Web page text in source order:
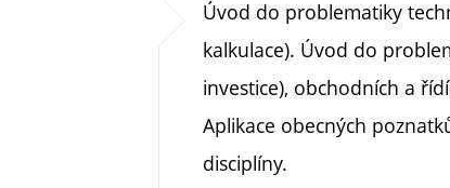
Úvod do problematiky
kalkulace). Úvod do
investice), obchodních a
Aplikace obecných
disciplíny.